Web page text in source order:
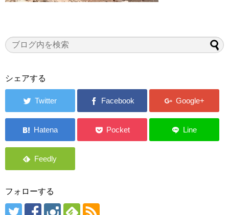
シェアする
フォローする